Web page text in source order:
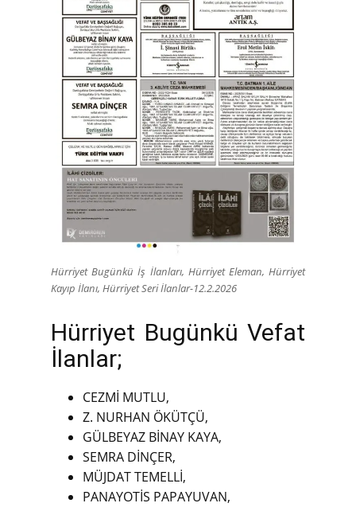
Hürriyet Bugünkü İş İlanları, Hürriyet Eleman, Hürriyet
Kayıp İlanı, Hürriyet Seri İlanlar-12.2.2026
Hürriyet Bugünkü Vefat
İlanlar;
CEZMİ MUTLU,
Z. NURHAN ÖKÜTÇÜ,
GÜLBEYAZ BİNAY KAYA,
SEMRA DİNÇER,
MÜJDAT TEMELLİ,
PANAYOTİS PAPAYUVAN,